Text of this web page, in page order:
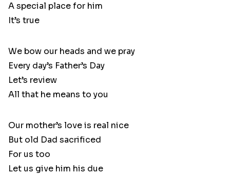
A special place for him
It’s true
We bow our heads and we pray
Every day’s Father’s Day
Let’s review
All that he means to you
Our mother’s love is real nice
But old Dad sacrificed
For us too
Let us give him his due